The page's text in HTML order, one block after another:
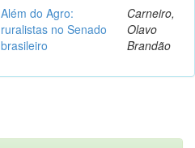
Além do Agro:
ruralistas no Senado
brasileiro
Carneiro,
Olavo
Brandão